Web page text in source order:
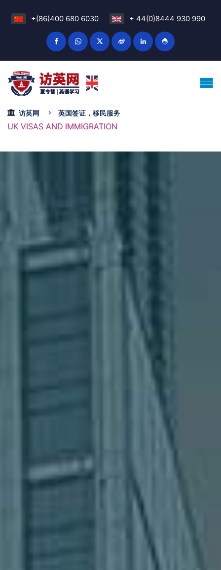
+(86)400 680 6030 + 44(0)8444 930 990
访英网 英国签证，移民服务
UK VISAS AND IMMIGRATION